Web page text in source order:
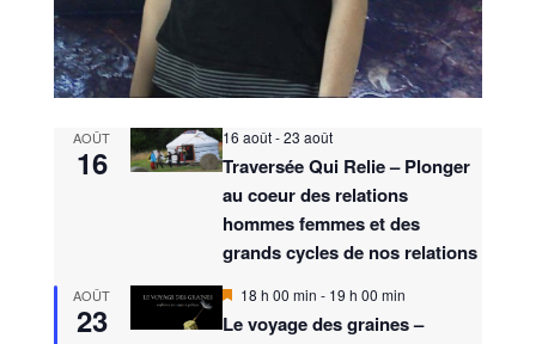
AOÛT
16
16 août-23 août
Traversée Qui Relie – Plonger
au coeur des relations
hommes femmes et des
grands cycles de nos relations
AOÛT
23
M
s
18 h 00 min - 19 h 00 min
Le voyage des graines –